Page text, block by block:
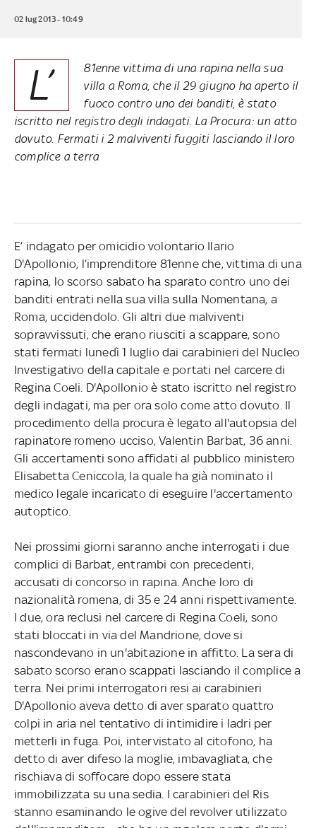
02 lug 2013 - 10:49
L’
81enne vittima di una rapina nella sua
villa a Roma, che il 29 giugno ha aperto il
fuoco contro uno dei banditi, è stato
iscritto nel registro degli indagati. La Procura: un atto
dovuto. Fermati i 2 malviventi fuggiti lasciando il loro
complice a terra
E’ indagato per omicidio volontario Ilario
D'Apollonio, l’imprenditore 81enne che, vittima di una
rapina, lo scorso sabato ha sparato contro uno dei
banditi entrati nella sua villa sulla Nomentana, a
Roma, uccidendolo. Gli altri due malviventi
sopravvissuti, che erano riusciti a scappare, sono
stati fermati lunedì 1 luglio dai carabinieri del Nucleo
Investigativo della capitale e portati nel carcere di
Regina Coeli. D'Apollonio è stato iscritto nel registro
degli indagati, ma per ora solo come atto dovuto. Il
procedimento della procura è legato all'autopsia del
rapinatore romeno ucciso, Valentin Barbat, 36 anni.
Gli accertamenti sono affidati al pubblico ministero
Elisabetta Ceniccola, la quale ha già nominato il
medico legale incaricato di eseguire l'accertamento
autoptico.
Nei prossimi giorni saranno anche interrogati i due
complici di Barbat, entrambi con precedenti,
accusati di concorso in rapina. Anche loro di
nazionalità romena, di 35 e 24 anni rispettivamente.
I due, ora reclusi nel carcere di Regina Coeli, sono
stati bloccati in via del Mandrione, dove si
nascondevano in un'abitazione in affitto. La sera di
sabato scorso erano scappati lasciando il complice a
terra. Nei primi interrogatori resi ai carabinieri
D'Apollonio aveva detto di aver sparato quattro
colpi in aria nel tentativo di intimidire i ladri per
metterli in fuga. Poi, intervistato al citofono, ha
detto di aver difeso la moglie, imbavagliata, che
rischiava di soffocare dopo essere stata
immobilizzata su una sedia. I carabinieri del Ris
stanno esaminando le ogive del revolver utilizzato